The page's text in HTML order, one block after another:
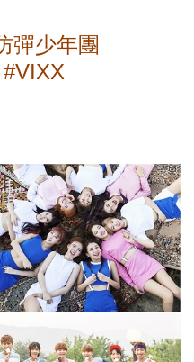
彈少年團
#VIXX